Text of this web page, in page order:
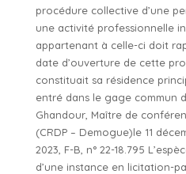
procédure collective d’une
une activité professionnelle
appartenant à celle-ci doit
date d’ouverture de cette
constituait sa résidence
entré dans le gage commun
Ghandour, Maître de
(CRDP – Demogue)le 11
2023, F-B, n° 22-18.795
d’une instance en licitation-